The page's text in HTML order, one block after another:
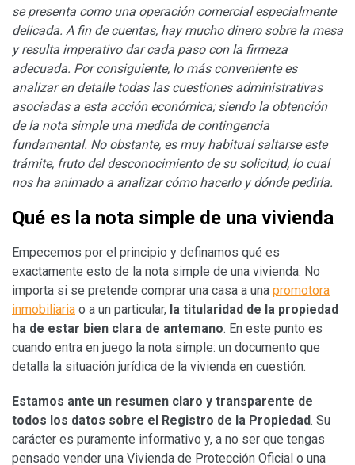
se presenta como una operación comercial especialmente
delicada. A fin de cuentas, hay mucho dinero sobre la mesa
y resulta imperativo dar cada paso con la firmeza
adecuada. Por consiguiente, lo más conveniente es
analizar en detalle todas las cuestiones administrativas
asociadas a esta acción económica; siendo la obtención
de la nota simple una medida de contingencia
fundamental. No obstante, es muy habitual saltarse este
trámite, fruto del desconocimiento de su solicitud, lo cual
nos ha animado a analizar cómo hacerlo y dónde pedirla.
Qué es la nota simple de una vivienda
Empecemos por el principio y definamos qué es
exactamente esto de la nota simple de una vivienda. No
importa si se pretende comprar una casa a una promotora
inmobiliaria o a un particular, la titularidad de la propiedad
ha de estar bien clara de antemano. En este punto es
cuando entra en juego la nota simple: un documento que
detalla la situación jurídica de la vivienda en cuestión.
Estamos ante un resumen claro y transparente de
todos los datos sobre el Registro de la Propiedad. Su
carácter es puramente informativo y, a no ser que tengas
pensado vender una Vivienda de Protección Oficial o una